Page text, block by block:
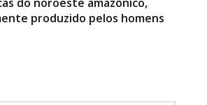
produzido pelos homens